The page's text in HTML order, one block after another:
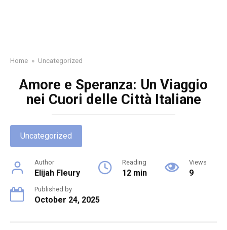
Home » Uncategorized
Amore e Speranza: Un Viaggio
nei Cuori delle Città Italiane
Uncategorized
Author
Elijah Fleury
Reading
12 min
Views
9
Published by
October 24, 2025